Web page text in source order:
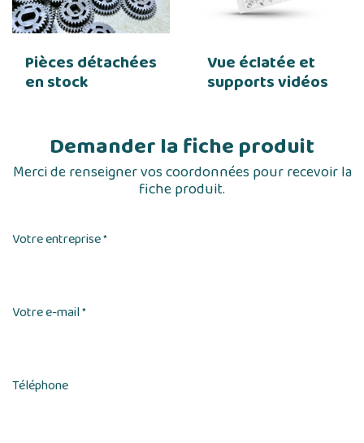
Pièces détachées
en stock
Vue éclatée et
supports vidéos
Demander la fiche produit
Merci de renseigner vos coordonnées pour recevoir la
fiche produit.
Votre entreprise*
Votre e-mail*
Téléphone